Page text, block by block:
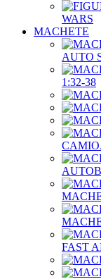
WARS
MACHETE
AUTO
1:32-38
FAST